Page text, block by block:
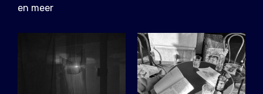
en meer